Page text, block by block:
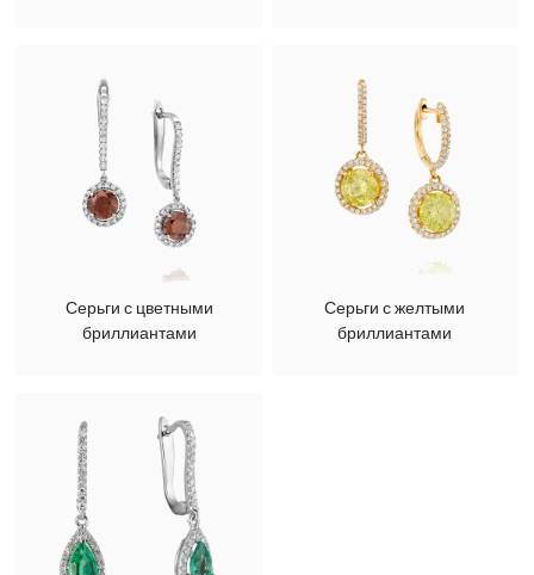
Серьги с цветными
бриллиантами
Серьги с желтыми
бриллиантами